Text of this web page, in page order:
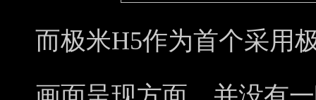
而极米H5作为首个采用